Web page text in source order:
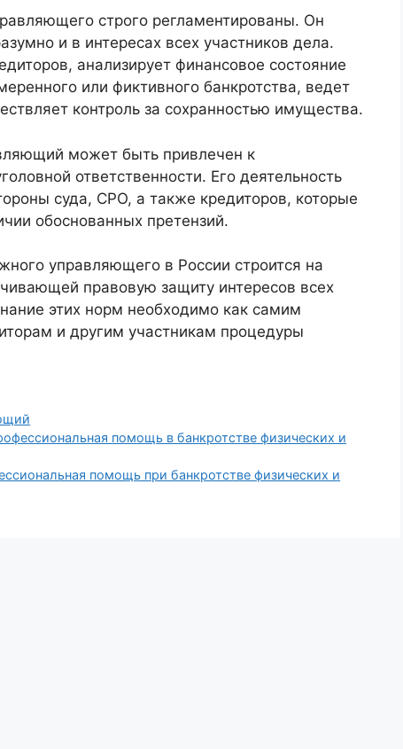
строго регламентированы. Он
и в интересах всех участников дела.
анализирует финансовое состояние
или фиктивного банкротства, ведет
контроль за сохранностью имущества.
может быть привлечен к
ответственности. Его деятельность
суда, СРО, а также кредиторов, которые
обоснованных претензий.
управляющего в России строится на
правовую защиту интересов всех
этих норм необходимо как самим
и другим участникам процедуры
помощь в банкротстве физических и
помощь при банкротстве физических и